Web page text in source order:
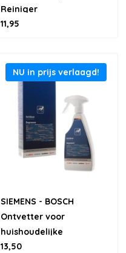
Reiniger
11,95
NU in prijs verlaagd!
SIEMENS - BOSCH
Ontvetter voor
huishoudelijke
apparatuur – 500ml
13,50